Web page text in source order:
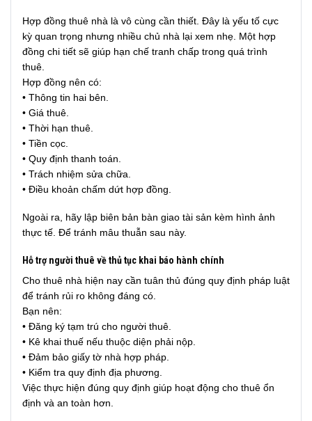
Hợp đồng thuê nhà là vô cùng cần thiết. Đây là yếu tố cực
kỳ quan trọng nhưng nhiều chủ nhà lại xem nhẹ. Một hợp
đồng chi tiết sẽ giúp hạn chế tranh chấp trong quá trình
thuê.
Hợp đồng nên có:
• Thông tin hai bên.
• Giá thuê.
• Thời hạn thuê.
• Tiền cọc.
• Quy định thanh toán.
• Trách nhiệm sửa chữa.
• Điều khoản chấm dứt hợp đồng.
Ngoài ra, hãy lập biên bản bàn giao tài sản kèm hình ảnh
thực tế. Để tránh mâu thuẫn sau này.
Hỗ trợ người thuê về thủ tục khai báo hành chính
Cho thuê nhà hiện nay cần tuân thủ đúng quy định pháp luật
để tránh rủi ro không đáng có.
Bạn nên:
• Đăng ký tạm trú cho người thuê.
• Kê khai thuế nếu thuộc diện phải nộp.
• Đảm bảo giấy tờ nhà hợp pháp.
• Kiểm tra quy định địa phương.
Việc thực hiện đúng quy định giúp hoạt động cho thuê ổn
định và an toàn hơn.